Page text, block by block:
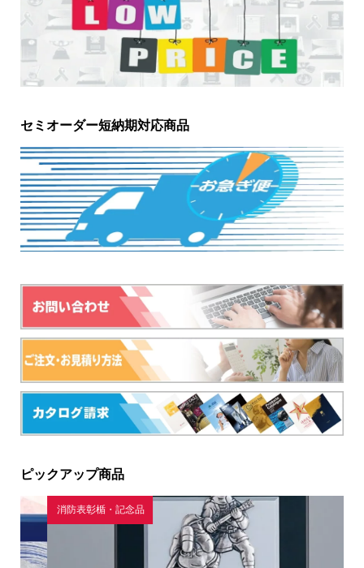
セミオーダー短納期対応商品
ピックアップ商品
消防表彰楯・記念品